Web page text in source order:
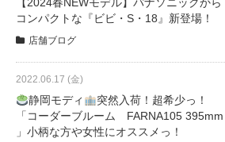
PB全車種カタログ
Norwayシリーズ
【2024春NEWモデル】パナソニックから
コンパクトな『ビビ・S・18』新登場！
店舗ブログ
2022.06.17 (金)
静岡モディ
突然入荷！超希少っ！
「コーダーブルーム FARNA105 395mm
」小柄な方や女性にオススメっ！